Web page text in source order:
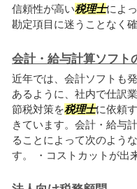
信頼性が高い税理士によ
勘定項目に迷うことなく
会計・給与計算ソフト
近年では、会計ソフトも
あるように、社内で仕訳
節税対策を税理士に依頼
きています。会計・給与
ることによって次のよう
す。 ・コストカットが出